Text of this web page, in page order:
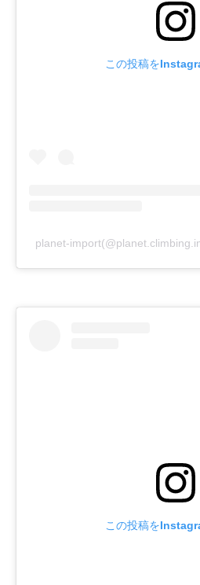
この投稿を
planet-
この投稿を